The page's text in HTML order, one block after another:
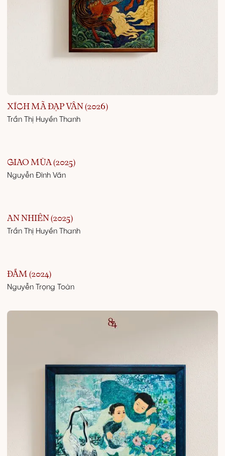
XÍCH MÃ ĐẠP VÂN (2026)
Trần Thị Huyền Thanh
GIAO MÙA (2025)
Nguyễn Đình Văn
AN NHIÊN (2025)
Trần Thị Huyền Thanh
ĐẮM (2024)
Nguyễn Trọng Toàn